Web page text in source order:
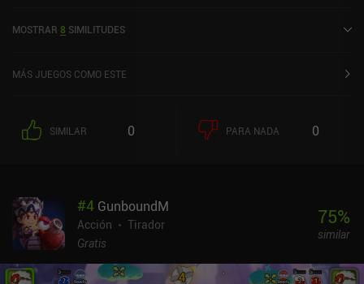
tiene actualmente una puntuación de 4 sobre 5,0 en Google Play y
MOSTRAR 8 SIMILITUDES
MÁS JUEGOS COMO ESTE
SIMILAR 0 PARA NADA 0
#4 GunboundM
Acción
Tirador
Gratis
75%
similar